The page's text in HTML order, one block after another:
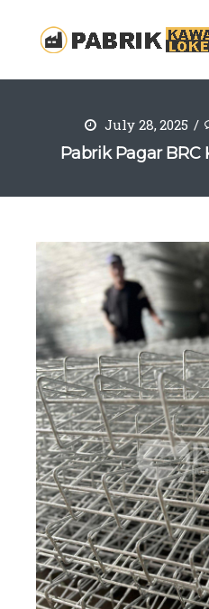
July 28, 2025
Pabrik Pagar BRC